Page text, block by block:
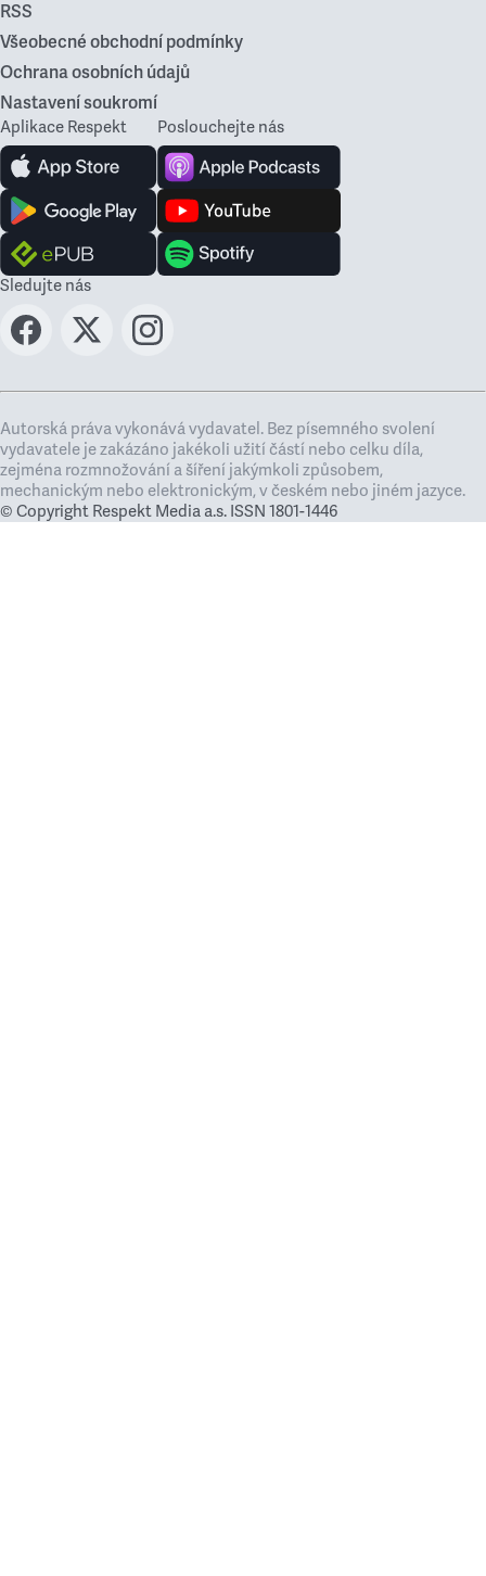
RSS
Všeobecné obchodní podmínky
Ochrana osobních údajů
Nastavení soukromí
Aplikace Respekt Poslouchejte nás
Sledujte nás
Autorská práva vykonává vydavatel. Bez písemného svolení
vydavatele je zakázáno jakékoli užití částí nebo celku díla,
zejména rozmnožování a šíření jakýmkoli způsobem,
mechanickým nebo elektronickým, v českém nebo jiném jazyce.
© Copyright Respekt Media a.s. ISSN 1801-1446